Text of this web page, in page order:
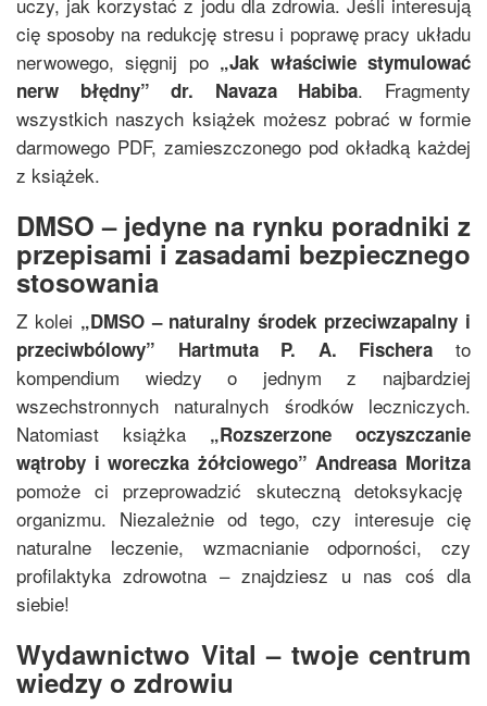
cię sposoby na redukcję stresu i poprawę pracy układu
nerwowego, sięgnij po „Jak właściwie stymulować
nerw błędny”dr. Navaza Habiba. Fragmenty
wszystkich naszych książek możesz pobrać w formie
darmowego PDF, zamieszczonego pod okładką każdej
z książek.
DMSO – jedyne na rynku poradniki z
przepisami i zasadami bezpiecznego
stosowania
Z kolei „DMSO – naturalny środek przeciwzapalny i
przeciwbólowy” Hartmuta P. A. Fischera to
kompendium wiedzy o jednym z najbardziej
wszechstronnych naturalnych środków leczniczych.
Natomiast książka „Rozszerzone oczyszczanie
wątroby i woreczka żółciowego”Andreasa Moritza
pomoże ci przeprowadzić skuteczną detoksykację
organizmu. Niezależnie od tego, czy interesuje cię
naturalne leczenie, wzmacnianie odporności, czy
profilaktyka zdrowotna – znajdziesz u nas coś dla
siebie!
Wydawnictwo Vital – twoje centrum
wiedzy o zdrowiu